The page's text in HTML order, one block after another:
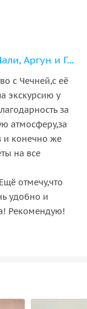
Тур из Дагестана в сердце Чечни: Шали, Аргун и Грозный
с Чечней,с её
экскурсию у
за
атмосферу,за
и конечно же
на все
отмечу,что
удобно и
Рекомендую!